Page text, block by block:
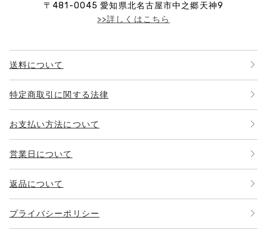
〒481-0045 愛知県北名古屋市中之郷天神9
>>詳しくはこちら
送料について
特定商取引に関する法律
お支払い方法について
営業日について
返品について
プライバシーポリシー